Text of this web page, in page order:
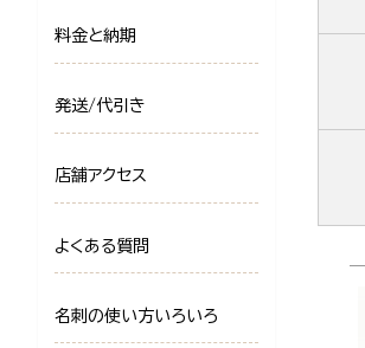
料金と納期
発送/代引き
店舗アクセス
よくある質問
名刺の使い方いろいろ